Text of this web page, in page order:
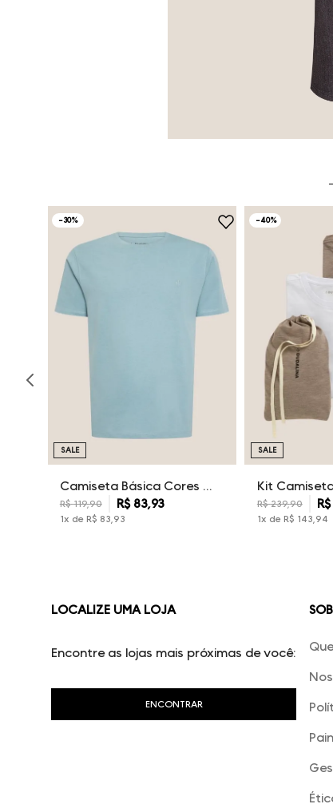
-30%
Camiseta Básica Cores Dudalina Masculina
R$ 119,90 R$ 83,93
1x de R$ 83 93
SALE
-40%
R$ 239,90 R$
1x de R$ 143 94
SALE
LOCALIZE UMA LOJA
Encontre as lojas mais próximas de você: